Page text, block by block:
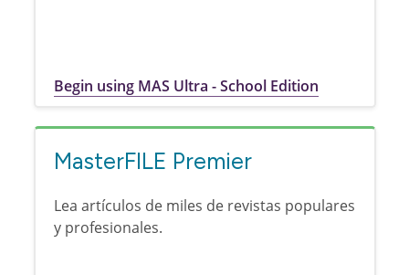
Begin using MAS Ultra - School Edition
MasterFILE Premier
Lea artículos de miles de revistas populares
y profesionales.